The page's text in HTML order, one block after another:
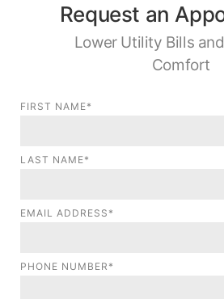
Request an
Lower Utility Bills
Comfort
FIRST NAME*
LAST NAME*
EMAIL ADDRESS*
PHONE NUMBER*